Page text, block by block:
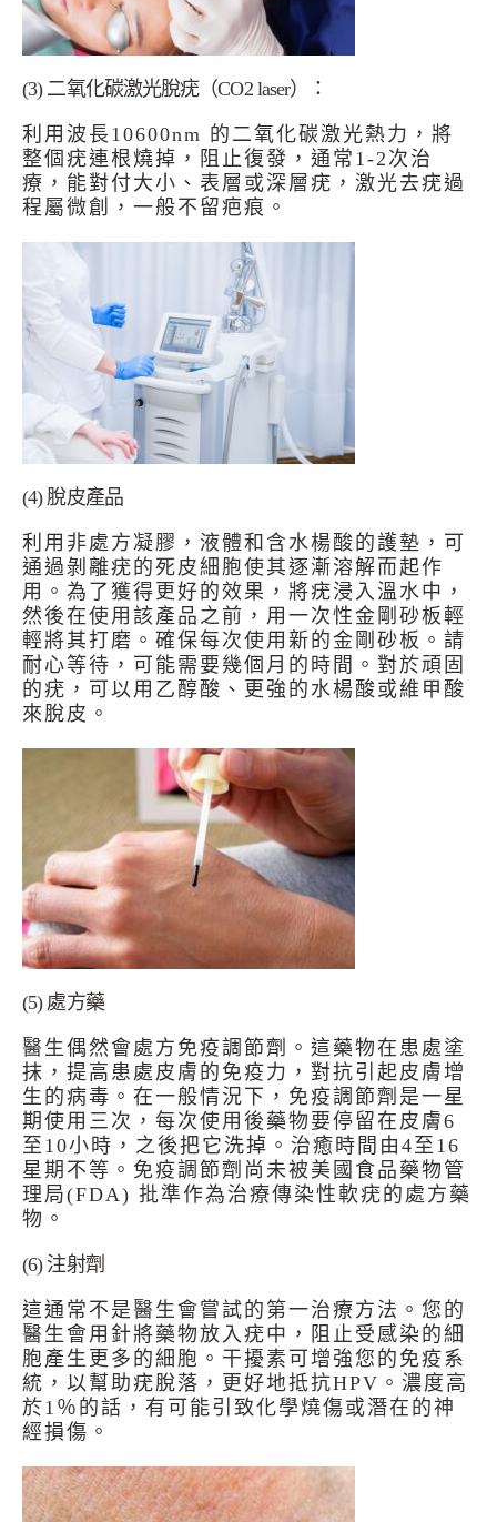
(3) 二氧化碳激光脫疣（CO2 laser）：
利用波長10600nm 的二氧化碳激光熱力，將
整個疣連根燒掉，阻止復發，通常1-2次治
療，能對付大小、表層或深層疣，激光去疣過
程屬微創，一般不留疤痕。
(4) 脫皮產品
利用非處方凝膠，液體和含水楊酸的護墊，可
通過剝離疣的死皮細胞使其逐漸溶解而起作
用。為了獲得更好的效果，將疣浸入溫水中，
然後在使用該產品之前，用一次性金剛砂板輕
輕將其打磨。確保每次使用新的金剛砂板。請
耐心等待，可能需要幾個月的時間。對於頑固
的疣，可以用乙醇酸、更強的水楊酸或維甲酸
來脫皮。
(5) 處方藥
醫生偶然會處方免疫調節劑。這藥物在患處塗
抹，提高患處皮膚的免疫力，對抗引起皮膚增
生的病毒。在一般情況下，免疫調節劑是一星
期使用三次，每次使用後藥物要停留在皮膚6
至10小時，之後把它洗掉。治癒時間由4至16
星期不等。免疫調節劑尚未被美國食品藥物管
理局(FDA) 批準作為治療傳染性軟疣的處方藥
物。
(6) 注射劑
這通常不是醫生會嘗試的第一治療方法。您的
醫生會用針將藥物放入疣中，阻止受感染的細
胞產生更多的細胞。干擾素可增強您的免疫系
統，以幫助疣脫落，更好地抵抗HPV。濃度高
於1％的話，有可能引致化學燒傷或潛在的神
經損傷。